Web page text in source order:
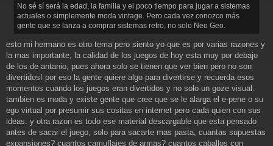
No sé sí será la edad, la familia y el poco tiempo para jugar a sistemas
actuales o simplemente moda vintage. Pero cada vez conozco más
gente que se lanza a comprar sistemas retro, no solo Neo Geo.
esto mi hermano es otro tema pero siento yo que es por varias razones y
la mas importante, la calidad de los juegos de hoy esta muy por debajo
de los de antanio, pues ahora solo se tienen que ver bien pero no son
divertidos! por eso la gente quiere algo para divertirse y recuerda esos
momentos cuando los juegos eran divertidos y no solo un goze visual.
tambien es moda y existe gente que cree que se le alarga el e-pene o su
ego virtual por presumir sus cositas en internet pero cada quien con sus
ideas. y otra razon es todo ese material descargable que esta pensado
antes de sacar el juego, solo para sacarte mas pasta, cuantas supuestas
expansiones? cuantos camuflajes de armas? cuantos caballos con